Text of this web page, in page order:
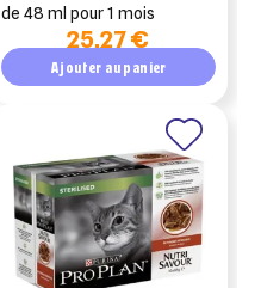
de 48 ml pour 1 mois
25,27 €
Ajouter au panier